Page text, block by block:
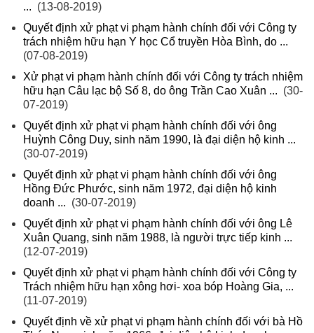
... (13-08-2019)
Quyết định xử phạt vi phạm hành chính đối với Công ty
trách nhiệm hữu hạn Y học Cổ truyền Hòa Bình, do ...
(07-08-2019)
Xử phạt vi phạm hành chính đối với Công ty trách nhiệm
hữu hạn Câu lạc bộ Số 8, do ông Trần Cao Xuân ... (30-
07-2019)
Quyết định xử phạt vi phạm hành chính đối với ông
Huỳnh Công Duy, sinh năm 1990, là đại diện hộ kinh ...
(30-07-2019)
Quyết định xử phạt vi phạm hành chính đối với ông
Hồng Đức Phước, sinh năm 1972, đại diện hộ kinh
doanh ... (30-07-2019)
Quyết định xử phạt vi phạm hành chính đối với ông Lê
Xuân Quang, sinh năm 1988, là người trực tiếp kinh ...
(12-07-2019)
Quyết định xử phạt vi phạm hành chính đối với Công ty
Trách nhiệm hữu hạn xông hơi- xoa bóp Hoàng Gia, ...
(11-07-2019)
Quyết định về xử phạt vi phạm hành chính đối với bà Hồ